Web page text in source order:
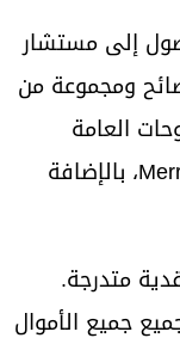
إلى مستشار
ومجموعة من
العامة
الأولية (IPO) التي قد تشارك فيها Merrill، بالإضافة
متدرجة.
جميع الأموال